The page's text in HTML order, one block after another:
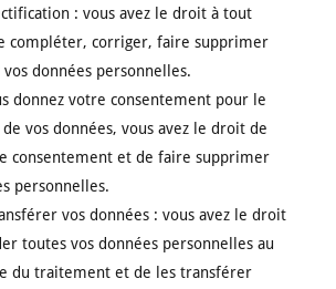
: vous avez le droit à tout
compléter, corriger, faire supprimer
données personnelles.
donnez votre consentement pour le
vos données, vous avez le droit de
consentement et de faire supprimer
personnelles.
vos données : vous avez le droit
toutes vos données personnelles au
du traitement et de les transférer